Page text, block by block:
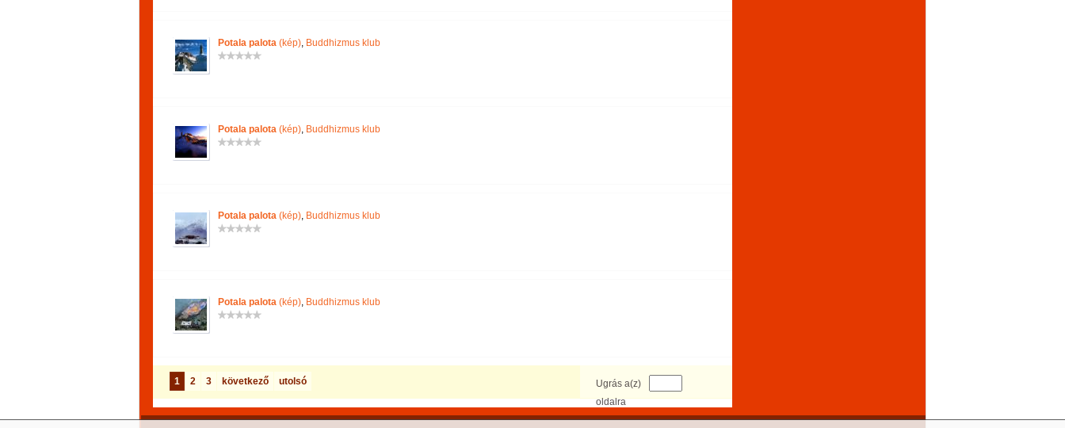
Potala palota (kép), Buddhizmus klub
Potala palota (kép), Buddhizmus klub
Potala palota (kép), Buddhizmus klub
Potala palota (kép), Buddhizmus klub
Ugrás a(z)
oldalra
1 2 3 következő utolsó